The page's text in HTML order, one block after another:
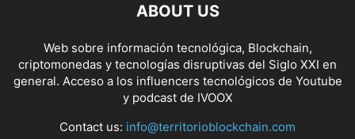
ABOUT US
Web sobre información tecnológica, Blockchain,
criptomonedas y tecnologías disruptivas del Siglo XXI en
general. Acceso a los influencers tecnológicos de Youtube
y podcast de IVOOX
Contact us: info@territorioblockchain.com